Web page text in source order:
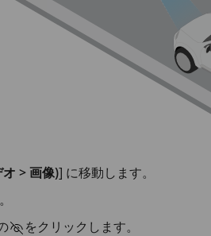
> 画像)] に移動します。
をクリックします。